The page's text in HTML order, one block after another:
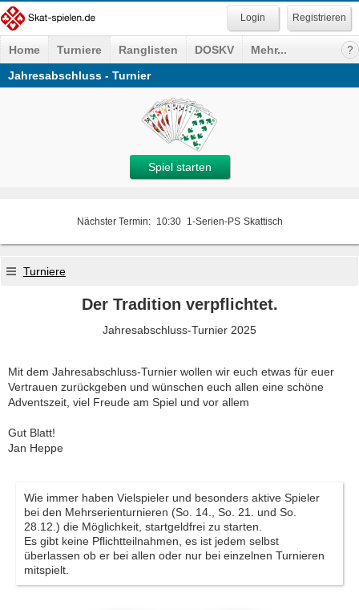
Registrieren
Home Turniere Ranglisten DOSKV
Mehr...
Jahresabschluss - Turnier
Spiel starten
Nächster Termin: 10:30 1-Serien-PS Skattisch
Turniere
Der Tradition verpflichtet.
Jahresabschluss-Turnier 2025
Mit dem Jahresabschluss-Turnier wollen wir euch etwas für euer
Vertrauen zurückgeben und wünschen euch allen eine schöne
Adventszeit, viel Freude am Spiel und vor allem
Gut Blatt!
Jan Heppe
Wie immer haben Vielspieler und besonders aktive Spieler
bei den Mehrserienturnieren (So. 14., So. 21. und So.
28.12.) die Möglichkeit, startgeldfrei zu starten.
Es gibt keine Pflichtteilnahmen, es ist jedem selbst
überlassen ob er bei allen oder nur bei einzelnen Turnieren
mitspielt.